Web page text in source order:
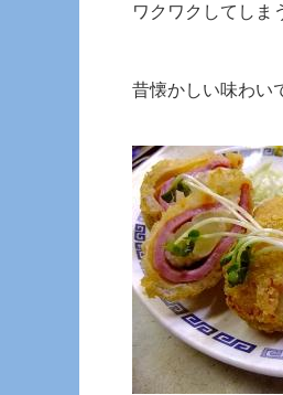
ワクワクしてしま
昔懐かしい味わい